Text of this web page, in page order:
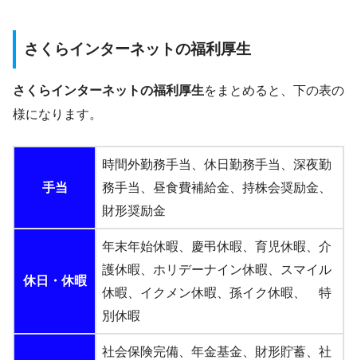
さくらインターネットの福利厚生
さくらインターネットの福利厚生をまとめると、下の表の
様になります。
手当
時間外勤務手当、休日勤務手当、深夜勤
務手当、昼食費補給金、持株会奨励金、
財形奨励金
休日・休暇
年末年始休暇、慶弔休暇、育児休暇、介
護休暇、ホリデーナイン休暇、スマイル
休暇、イクメン休暇、孫イク休暇、 特
別休暇
社会保険完備、年金基金、財形貯蓄、社